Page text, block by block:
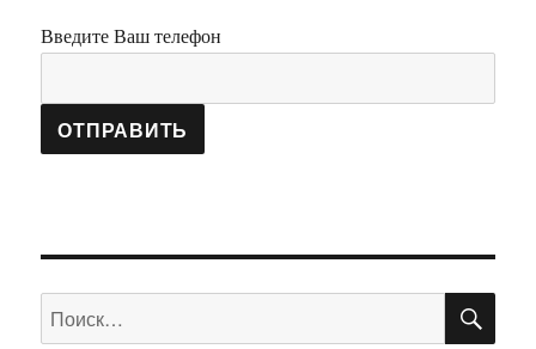
Введите Ваш телефон
Искать: